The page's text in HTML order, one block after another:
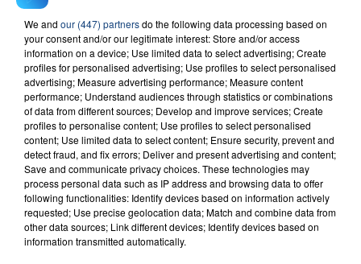
Téléchargez gratuitement l'application Contact FM
sur
et
We and our (447) partnersdo the following data processing based on
your consent and/or our legitimate interest: Store and/or access
information on a device; Use limited data to select advertising; Create
profiles for personalised advertising; Use profiles to select personalised
advertising; Measure advertising performance; Measure content
performance; Understand audiences through statistics or combinations
of data from different sources; Develop and improve services; Create
profiles to personalise content; Use profiles to select personalised
content; Use limited data to select content; Ensure security, prevent and
detect fraud, and fix errors; Deliver and present advertising and content;
Save and communicate privacy choices. These technologies may
process personal data such as IP address and browsing data to offer
following functionalities: Identify devices based on information actively
requested; Use precise geolocation data; Match and combine data from
other data sources; Link different devices; Identify devices based on
information transmitted automatically.